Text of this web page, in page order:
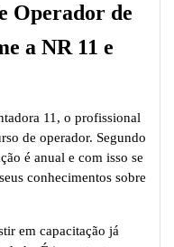
Operador de
a NR 11 e
11, o profissional
de operador. Segundo
é anual e com isso se
conhecimentos sobre
em capacitação já